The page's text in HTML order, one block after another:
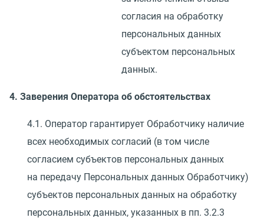
согласия на обработку
персональных данных
субъектом персональных
данных.
4. Заверения Оператора об обстоятельствах
4.1. Оператор гарантирует Обработчику наличие
всех необходимых согласий (в том числе
согласием субъектов персональных данных
на передачу Персональных данных Обработчику)
субъектов персональных данных на обработку
персональных данных, указанных в пп. 3.2.3